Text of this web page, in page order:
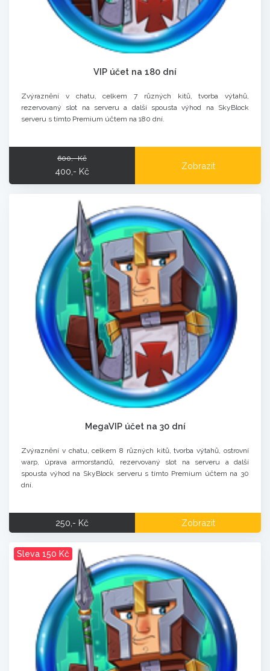
VIP účet na 180 dní
Zvýraznění v chatu, celkem 7 různých kitů, tvorba výtahů,
rezervovaný slot na serveru a další spousta výhod na SkyBlock
serveru s tímto Premium účtem na 180 dní.
600,- Kč
400,- Kč
Zobrazit
MegaVIP účet na 30 dní
Zvýraznění v chatu, celkem 8 různých kitů, tvorba výtahů, ostrovní
warp, úprava armorstandů, rezervovaný slot na serveru a další
spousta výhod na SkyBlock serveru s tímto Premium účtem na 30
dní.
250,- Kč Zobrazit
Sleva 150 Kč